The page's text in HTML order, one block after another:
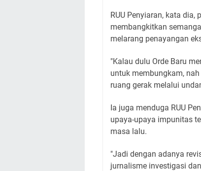
RUU Penyiaran, kata
membangkitkan
melarang penayangan
"Kalau dulu Orde Baru
untuk membungkam,
ruang gerak melalui
Ia juga menduga RUU
upaya-upaya impunitas
masa lalu.
"Jadi dengan adanya
jurnalisme investigasi